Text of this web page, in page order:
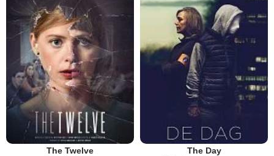
The Twelve The Day